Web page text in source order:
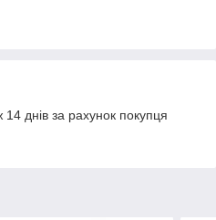
днів за рахунок покупця